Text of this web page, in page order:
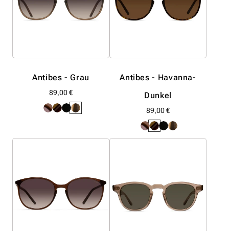
Antibes - Grau
Normaler
Preis
89,00 €
Antibes - Havanna-
Dunkel
Normaler
Preis
89,00 €